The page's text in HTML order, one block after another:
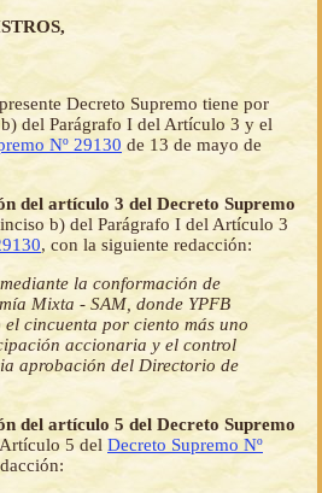
Decreto Supremo tiene por
del Parágrafo I del Artículo 3 y el
Nº 29130 de 13 de mayo de
del artículo 3 del Decreto Supremo
b) del Parágrafo I del Artículo 3
, con la siguiente redacción:
la conformación de
Mixta - SAM, donde YPFB
cincuenta por ciento más uno
accionaria y el control
aprobación del Directorio de
del artículo 5 del Decreto Supremo
5 del Decreto Supremo Nº